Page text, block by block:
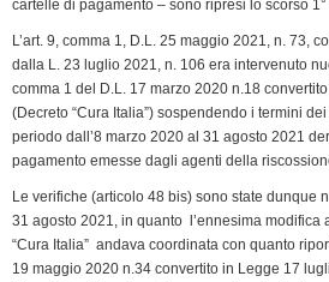
o
k
I
n
r
p
p
a
m
n
k
r
i
e
n
d
l
cartelle di pagamento – sono ripresi lo scorso
L’art. 9, comma 1, D.L. 25 maggio 2021, n. 73,
dalla L. 23 luglio 2021, n. 106 era intervenuto
comma 1 del D.L. 17 marzo 2020 n.18
(Decreto “Cura Italia”) sospendendo i termini
periodo dall’8 marzo 2020 al 31 agosto 2021
pagamento emesse dagli agenti della
Le verifiche (articolo 48 bis) sono state dunque
31 agosto 2021, in quanto l’ennesima modifica
“Cura Italia” andava coordinata con quanto
19 maggio 2020 n.34 convertito in Legge 17